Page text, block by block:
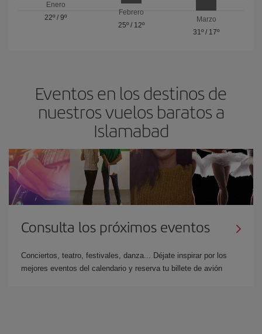
Enero
22º /9º
Febrero
25º/ 12º
Marzo
31º / 17º
Eventos en los destinos de
nuestros vuelos baratos a
Islamabad
Consulta los próximos eventos
Conciertos, teatro, festivales, danza... Déjate inspirar por los
mejores eventos del calendario y reserva tu billete de avión